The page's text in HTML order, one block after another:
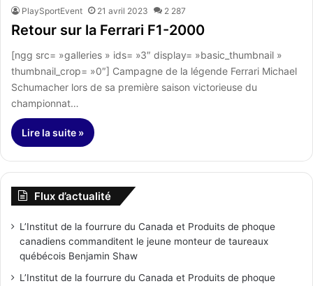
PlaySportEvent 21 avril 2023 2 287
Retour sur la Ferrari F1-2000
[ngg src= »galleries » ids= »3″ display= »basic_thumbnail »
thumbnail_crop= »0″] Campagne de la légende Ferrari Michael
Schumacher lors de sa première saison victorieuse du
championnat…
Lire la suite »
Flux d’actualité
L’Institut de la fourrure du Canada et Produits de phoque
canadiens commanditent le jeune monteur de taureaux
québécois Benjamin Shaw
L’Institut de la fourrure du Canada et Produits de phoque